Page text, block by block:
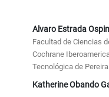
Alvaro Estrada
Facultad de Ciencias
Cochrane
Tecnológica de
Katherine Obando